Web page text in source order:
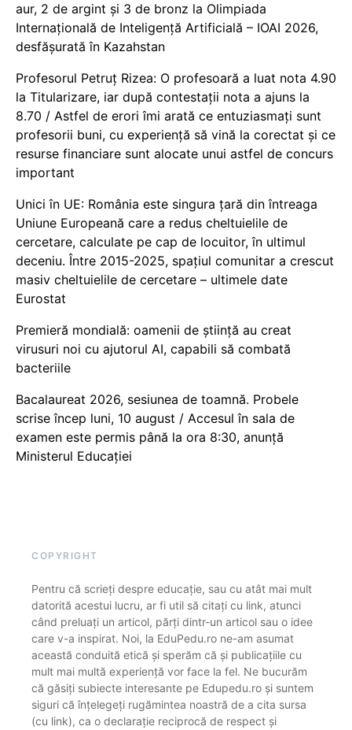
aur, 2 de argint și 3 de bronz la Olimpiada
Internațională de Inteligență Artificială – IOAI 2026,
desfășurată în Kazahstan
Profesorul Petruț Rizea: O profesoară a luat nota 4.90
la Titularizare, iar după contestații nota a ajuns la
8.70 / Astfel de erori îmi arată ce entuziasmați sunt
profesorii buni, cu experiență să vină la corectat și ce
resurse financiare sunt alocate unui astfel de concurs
important
Unici în UE: România este singura țară din întreaga
Uniune Europeană care a redus cheltuielile de
cercetare, calculate pe cap de locuitor, în ultimul
deceniu. Între 2015-2025, spațiul comunitar a crescut
masiv cheltuielile de cercetare – ultimele date
Eurostat
Premieră mondială: oamenii de știință au creat
virusuri noi cu ajutorul AI, capabili să combată
bacteriile
Bacalaureat 2026, sesiunea de toamnă. Probele
scrise încep luni, 10 august / Accesul în sala de
examen este permis până la ora 8:30, anunță
Ministerul Educației
COPYRIGHT
Pentru că scrieți despre educație, sau cu atât mai mult
datorită acestui lucru, ar fi util să citați cu link, atunci
când preluați un articol, părți dintr-un articol sau o idee
care v-a inspirat. Noi, la EduPedu.ro ne-am asumat
această conduită etică și sperăm că și publicațiile cu
mult mai multă experiență vor face la fel. Ne bucurăm
că găsiți subiecte interesante pe Edupedu.ro și suntem
siguri că înțelegeți rugămintea noastră de a cita sursa
(cu link), ca o declarație reciprocă de respect și